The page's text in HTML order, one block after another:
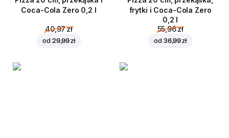
Coca-Cola Zero 0,2 l
40,97 zł
od 29,99 zł
frytki i Coca-Cola Zero
0,2 l
55,96 zł
od 36,99 zł